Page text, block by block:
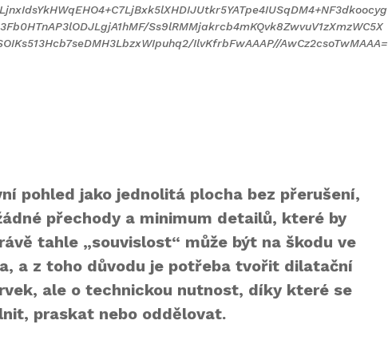
Ss9lRMMjakrcb4mKQvk8ZwvuV1zXmzWC5X
IlvKfrbFwAAAP//AwCz2csoTwMAAA=
pohled jako jednolitá plocha bez přerušení,
přechody a minimum detailů, které by
tahle „souvislost“ může být na škodu ve
a z toho důvodu je potřeba tvořit dilatační
ale o technickou nutnost, díky které se
praskat nebo oddělovat.